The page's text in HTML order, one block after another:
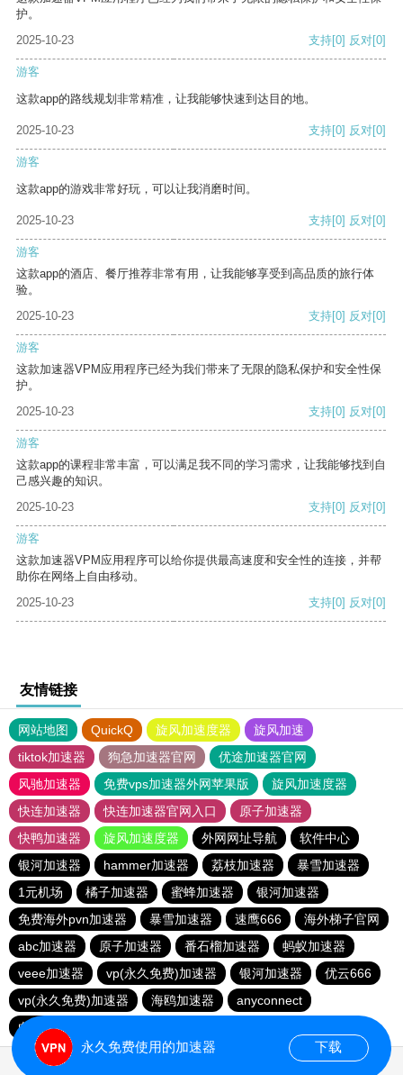
护。
2025-10-23
支持[0] 反对[0]
游客
这款app的路线规划非常精准，让我能够快速到达目的地。
2025-10-23 支持[0] 反对[0]
游客
这款app的游戏非常好玩，可以让我消磨时间。
2025-10-23 支持[0] 反对[0]
游客
这款app的酒店、餐厅推荐非常有用，让我能够享受到高品质的旅行体
验。
2025-10-23
支持[0] 反对[0]
游客
这款加速器VPM应用程序已经为我们带来了无限的隐私保护和安全性保
护。
2025-10-23
支持[0] 反对[0]
游客
这款app的课程非常丰富，可以满足我不同的学习需求，让我能够找到自
己感兴趣的知识。
2025-10-23
支持[0] 反对[0]
游客
这款加速器VPM应用程序可以给你提供最高速度和安全性的连接，并帮
助你在网络上自由移动。
2025-10-23
支持[0] 反对[0]
友情链接
网站地图 QuickQ 旋风加速度器
旋风加速
tiktok加速器
狗急加速器官网
优途加速器官网
风驰加速器
免费vps加速器外网苹果版
旋风加速度器
快连加速器
快连加速器官网入口
原子加速器
快鸭加速器
旋风加速度器 外网网址导航
软件中心
银河加速器
hammer加速器 荔枝加速器
暴雪加速器
1元机场
橘子加速器 蜜蜂加速器
银河加速器
免费海外pvn加速器
暴雪加速器 速鹰666
海外梯子官网
abc加速器
原子加速器 番石榴加速器
蚂蚁加速器
veee加速器
vp(永久免费)加速器 银河加速器
优云666
vp(永久免费)加速器
海鸥加速器
anyconnect
白鲸加速器
永久免费使用的加速器 下载